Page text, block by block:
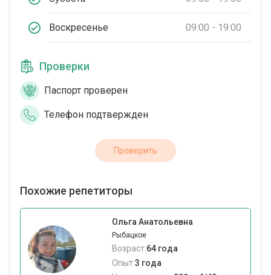
Воскресенье 09:00 - 19:00
Проверки
Паспорт проверен
Телефон подтвержден
Проверить
Похожие репетиторы
Ольга Анатольевна
Рыбацкое
Возраст:64 года
Опыт:3 года